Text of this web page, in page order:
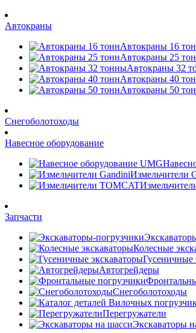
Автокраны
Автокраны 16
Автокраны 25
Автокраны 32
Автокраны 40
Автокраны 50
Снегоболотоходы
Навесное оборудование
Измельчители
Запчасти
Колесные
Гусеничные
Автогрейдеры
Снегоболотоходы
Перегружатели
Экскаваторы